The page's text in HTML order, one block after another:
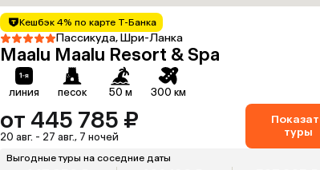
Кешбэк 4% по карте Т-Банка
Пассикуда, Шри-Ланка
Maalu Maalu Resort & Spa
линия песок 50 м 300 км
от 445 785 ₽
20 авг. - 27 авг., 7 ночей
туры
Выгодные туры на соседние даты